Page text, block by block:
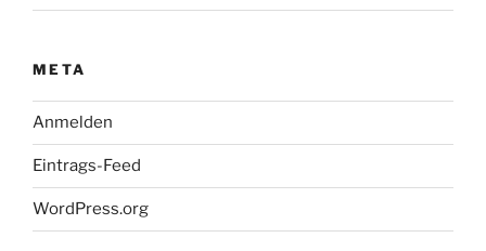
META
Anmelden
Eintrags-Feed
WordPress.org